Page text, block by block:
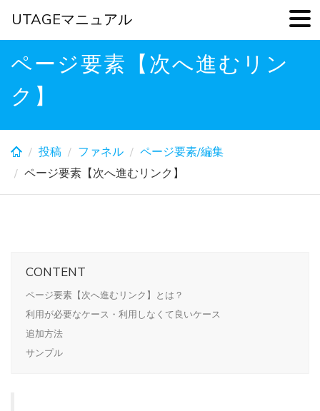
Skip
content
ページ要素【次へ進むリン
ク】
投稿 ファネル
ページ要素/編集
ページ要素【次へ進むリンク】
CONTENT
ページ要素【次へ進むリンク】とは？
利用が必要なケース・利用しなくて良いケース
追加方法
サンプル
UTAGEマニュアル